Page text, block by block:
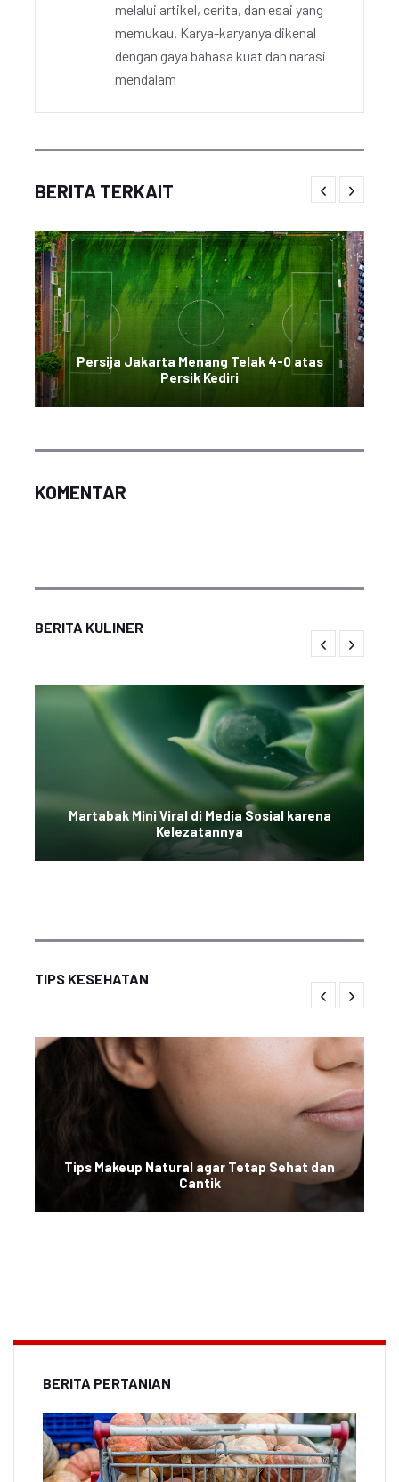
melalui artikel, cerita, dan esai yang
memukau. Karya-karyanya dikenal
dengan gaya bahasa kuat dan narasi
mendalam
BERITA TERKAIT
Persija Jakarta Menang Telak 4-0 atas
Persik Kediri
KOMENTAR
BERITA KULINER
Martabak Mini Viral di Media Sosial karena
Kelezatannya
TIPS KESEHATAN
Tips Makeup Natural agar Tetap Sehat dan
Cantik
BERITA PERTANIAN